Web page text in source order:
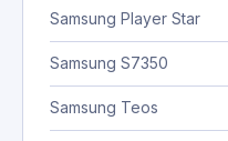
Samsung Player Star
Samsung S7350
Samsung Teos